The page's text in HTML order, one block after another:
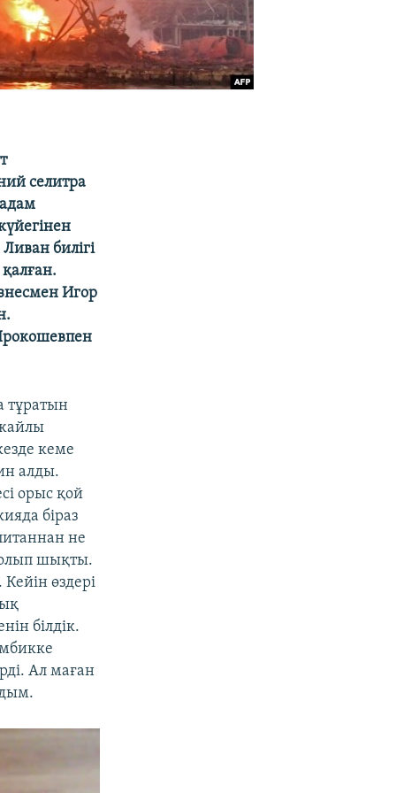
селитра
билігі
Игор
тұратын
кеме
алды.
орыс қой
біраз
не
шықты.
өздері
білдік.
Ал маған